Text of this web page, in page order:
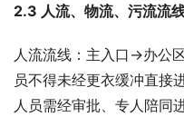
2.3 人流、物流、污流流
人流流线：主入口→办公
员不得未经更衣缓冲直接
人员需经审批、专人陪同